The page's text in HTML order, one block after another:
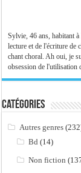
Sylvie, 46 ans, habitant
lecture et de l'écriture de
chant choral. Ah oui, je
obsession de l'utilisation
Catégories
Autres genres
Bd (14)
Non fiction